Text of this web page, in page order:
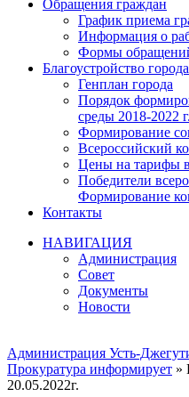
Обращения граждан
График приема
Информация о
Формы
Благоустройство города
Генплан города
Порядок
среды 2018-2022
Формирование
Всероссийский
Цены на тарифы в
Победители
Формирование
Контакты
НАВИГАЦИЯ
Администрация
Совет
Документы
Новости
Администрация Усть-
Прокуратура информирует »
20.05.2022г.